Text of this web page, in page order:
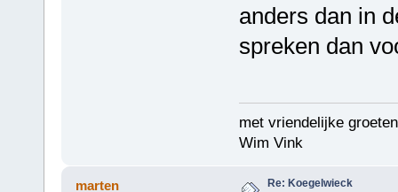
anders dan in
spreken dan
met vriendelijke
Wim Vink
marten Re: Koegelwieck